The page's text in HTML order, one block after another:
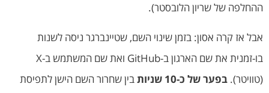
ההחלפה של שריון הלובסטר).
אבל אז קרה אסון: בזמן שינוי השם, שטיינברגר ניסה לשנות
בו-זמנית את שם הארגון ב-GitHub ואת שם המשתמש ב-X
(טוויטר). בפער של כ-10 שניות
בין שחרור השם הישן לתפיסת